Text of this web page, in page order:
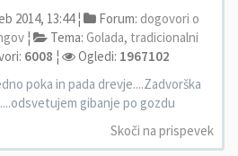
2014, 13:44 ¦ Forum: dogovori o
¦ Tema: Golada, tradicionalni
6008 ¦ Ogledi: 1967102
poka in pada drevje....Zadvorška
gibanje po gozdu
Skoči na prispevek